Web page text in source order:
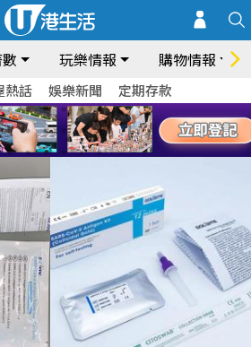
玩樂情報 購物情報
熱話 娛樂新聞 定期存款